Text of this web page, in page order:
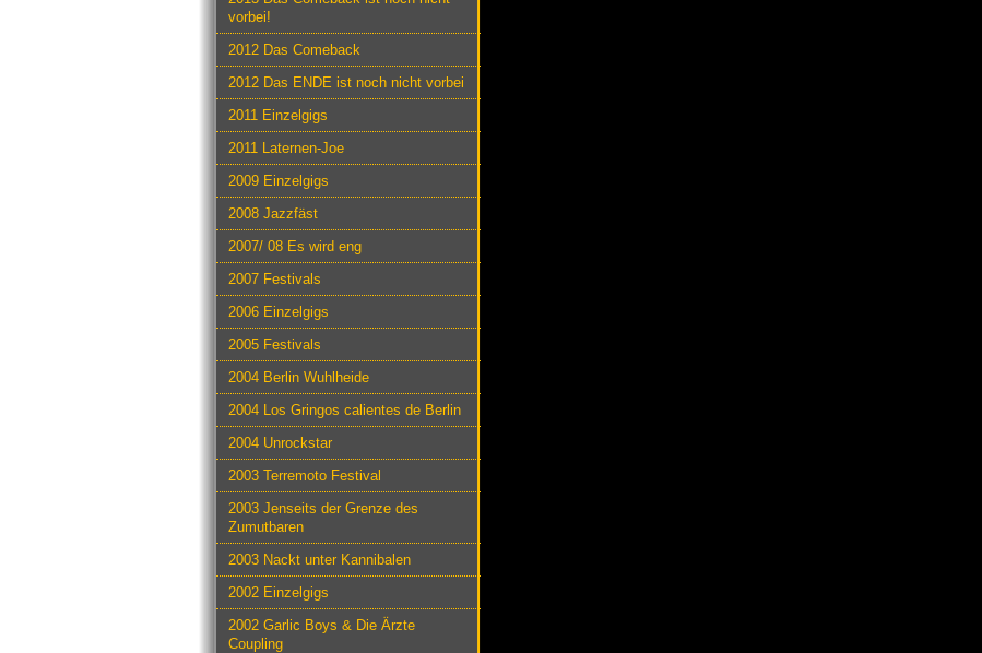
vorbei!
2012 Das Comeback
2012 Das ENDE ist noch nicht vorbei
2011 Einzelgigs
2011 Laternen-Joe
2009 Einzelgigs
2008 Jazzfäst
2007/ 08 Es wird eng
2007 Festivals
2006 Einzelgigs
2005 Festivals
2004 Berlin Wuhlheide
2004 Los Gringos calientes de Berlin
2004 Unrockstar
2003 Terremoto Festival
2003 Jenseits der Grenze des
Zumutbaren
2003 Nackt unter Kannibalen
2002 Einzelgigs
2002 Garlic Boys & Die Ärzte
Coupling